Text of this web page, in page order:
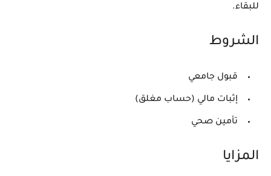
للبقاء.
الشروط
قبول جامعي
إثبات مالي (حساب مغلق)
تأمين صحي
المزايا